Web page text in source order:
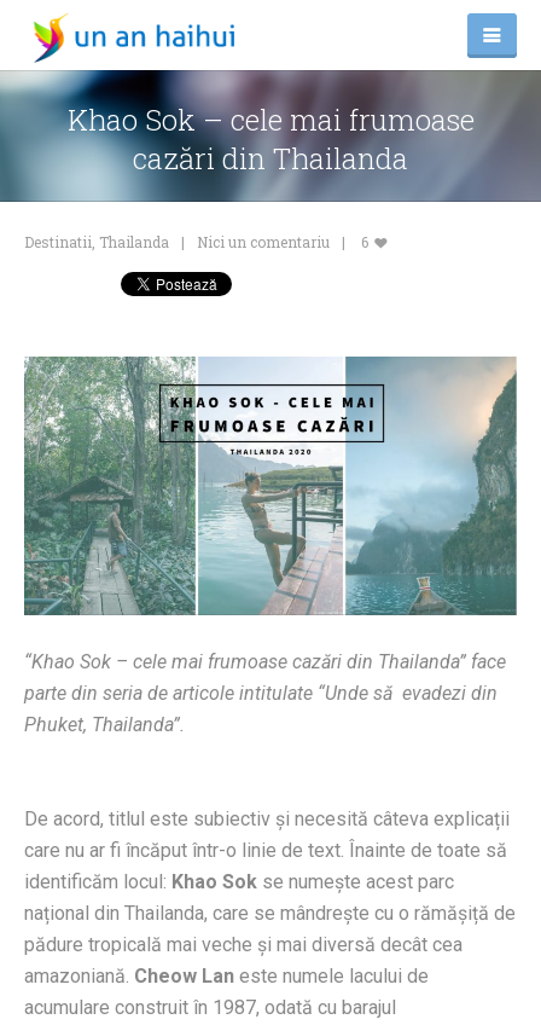
Khao Sok – cele mai frumoase
cazări din Thailanda
Destinatii Thailanda Nici un comentariu 6
“Khao Sok – cele mai frumoase cazări din Thailanda” face
parte din seria de articole intitulate “Unde să evadezi din
Phuket, Thailanda”.
De acord, titlul este subiectiv și necesită câteva explicații
care nu ar fi încăput într-o linie de text. Înainte de toate să
identificăm locul: Khao Sok se numește acest parc
național din Thailanda, care se mândrește cu o rămășiță de
pădure tropicală mai veche și mai diversă decât cea
amazoniană. Cheow Lan este numele lacului de
acumulare construit în 1987, odată cu barajul